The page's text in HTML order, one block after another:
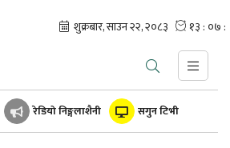
रेडियो निङ्गलाशैनी सगुन टिभी